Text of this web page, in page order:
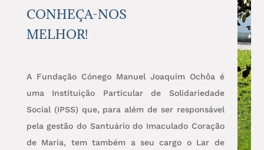
CONHEÇA-NOS
MELHOR!
A Fundação Cónego Manuel Joaquim Ochôa é
uma Instituição Particular de Solidariedade
Social (IPSS) que, para além de ser responsável
pela gestão do Santuário do Imaculado Coração
de Maria, tem também a seu cargo o Lar de